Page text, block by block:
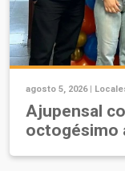
agosto 5, 2026 |
Ajupensal
octogésimo